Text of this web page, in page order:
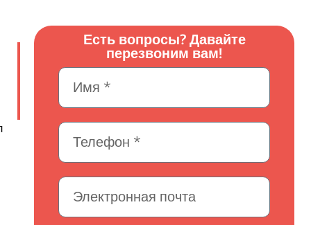
Есть вопросы? Давайте
перезвоним вам!